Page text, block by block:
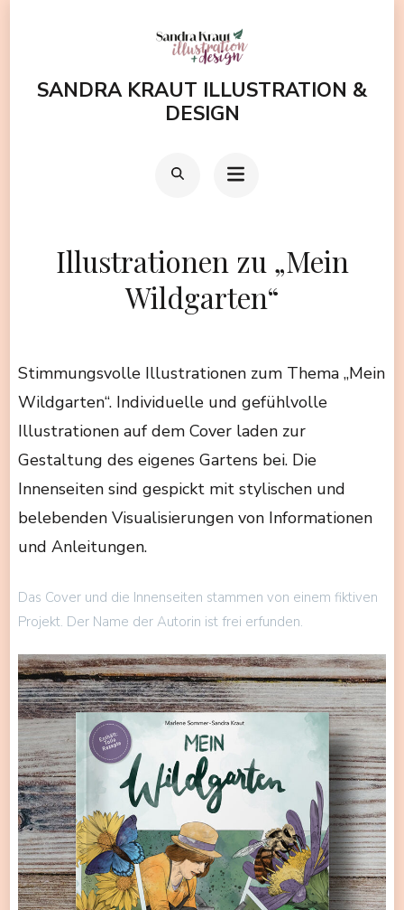
(EnterSANDRA KRAUT ILLUSTRATION &
DESIGN
Illustrationen zu „Mein
Wildgarten“
Stimmungsvolle Illustrationen zum Thema „Mein
Wildgarten“. Individuelle und gefühlvolle
Illustrationen auf dem Cover laden zur
Gestaltung des eigenes Gartens bei. Die
Innenseiten sind gespickt mit stylischen und
belebenden Visualisierungen von Informationen
und Anleitungen.
Das Cover und die Innenseiten stammen von einem fiktiven
Projekt. Der Name der Autorin ist frei erfunden.